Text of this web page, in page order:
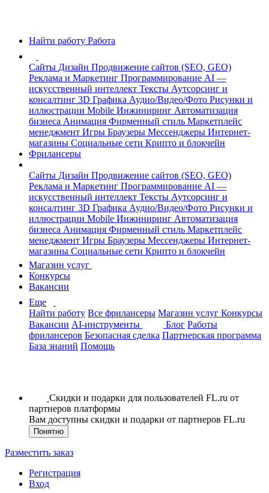
Найти работу Работа
Сайты Дизайн Продвижение сайтов (SEO, GEO)
Реклама и Маркетинг Программирование AI —
искусственный интеллект Тексты Аутсорсинг и
консалтинг 3D Графика Аудио/Видео/Фото Рисунки и
иллюстрации Mobile Инжиниринг Автоматизация
бизнеса Анимация Фирменный стиль Маркетплейс
менеджмент Игры Браузеры Мессенджеры Интернет-
магазины Социальные сети Крипто и блокчейн
Фрилансеры
Сайты Дизайн Продвижение сайтов (SEO, GEO)
Реклама и Маркетинг Программирование AI —
искусственный интеллект Тексты Аутсорсинг и
консалтинг 3D Графика Аудио/Видео/Фото Рисунки и
иллюстрации Mobile Инжиниринг Автоматизация
бизнеса Анимация Фирменный стиль Маркетплейс
менеджмент Игры Браузеры Мессенджеры Интернет-
магазины Социальные сети Крипто и блокчейн
Магазин услуг
Конкурсы
Вакансии
Еще
Найти работу Все фрилансеры Магазин услуг Конкурсы
Вакансии AI-инструменты Блог Работы
фрилансеров Безопасная сделка Партнерская программа
База знаний Помощь
Скидки и подарки для пользователей FL.ru от
партнеров платформы
Вам доступны скидки и подарки от партнеров FL.ru
Понятно
Разместить заказ
Регистрация
Вход